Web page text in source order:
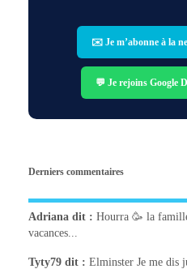
✉️ Je m’abonne à la
💬 Je rejoins Google
Derniers commentaires
Adriana dit : Hourra 🥳 la
vacances...
Tyty79 dit : Elminster Je me dis